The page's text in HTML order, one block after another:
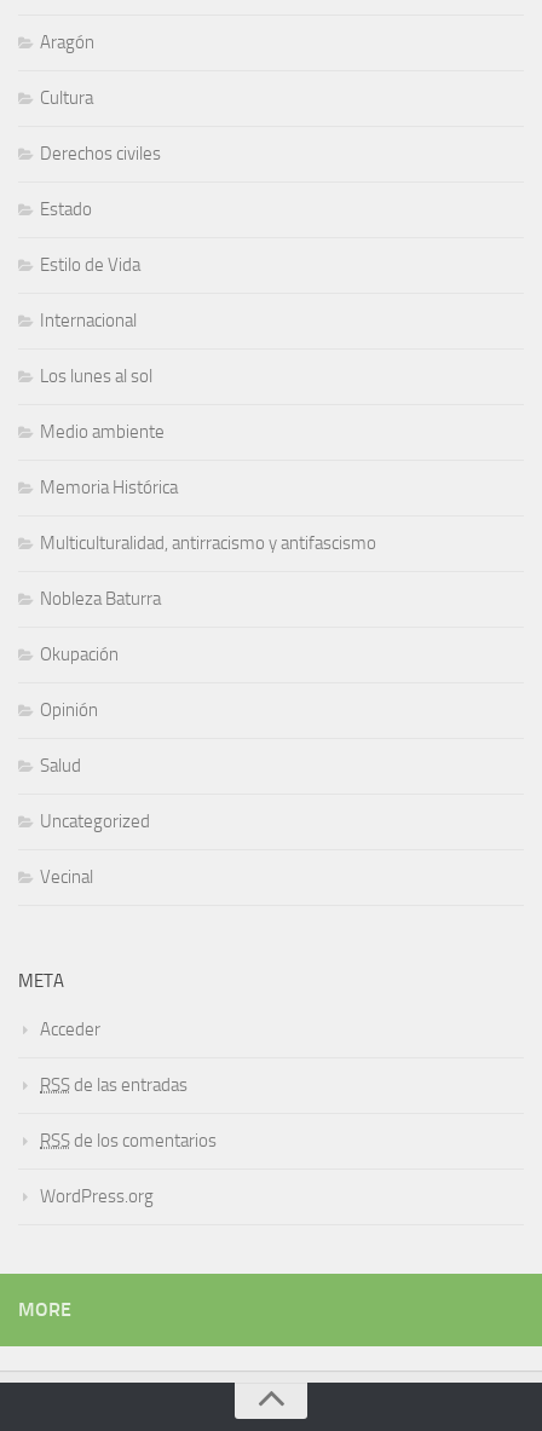
Aragón
Cultura
Derechos civiles
Estado
Estilo de Vida
Internacional
Los lunes al sol
Medio ambiente
Memoria Histórica
Multiculturalidad, antirracismo y antifascismo
Nobleza Baturra
Okupación
Opinión
Salud
Uncategorized
Vecinal
META
Acceder
RSS de las entradas
RSS de los comentarios
WordPress.org
MORE